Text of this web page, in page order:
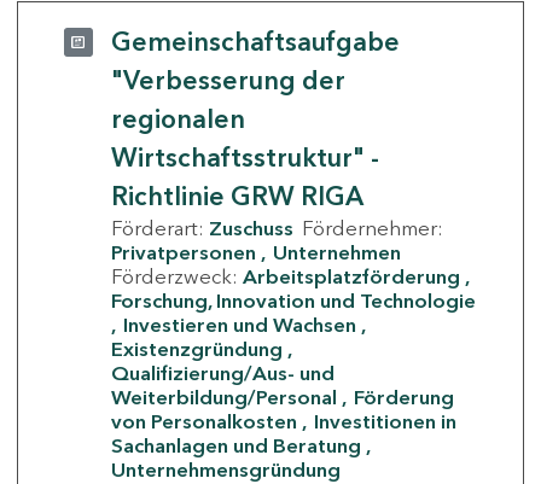
Gemeinschaftsaufgabe
"Verbesserung der
regionalen
Wirtschaftsstruktur" -
Richtlinie GRW RIGA
Förderart: Zuschuss Fördernehmer:
Privatpersonen
Unternehmen
Förderzweck: Arbeitsplatzförderung
Forschung, Innovation und Technologie
Investieren und Wachsen
Existenzgründung
Qualifizierung/Aus- und
Weiterbildung/Personal
Förderung
von Personalkosten
Investitionen in
Sachanlagen und Beratung
Unternehmensgründung